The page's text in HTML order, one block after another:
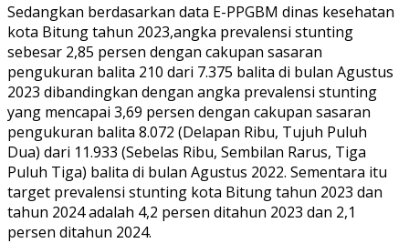
Sedangkan berdasarkan data E-PPGBM dinas kesehatan
kota Bitung tahun 2023,angka prevalensi stunting
sebesar 2,85 persen dengan cakupan sasaran
pengukuran balita 210 dari 7.375 balita di bulan Agustus
2023 dibandingkan dengan angka prevalensi stunting
yang mencapai 3,69 persen dengan cakupan sasaran
pengukuran balita 8.072 (Delapan Ribu, Tujuh Puluh
Dua) dari 11.933 (Sebelas Ribu, Sembilan Rarus, Tiga
Puluh Tiga) balita di bulan Agustus 2022. Sementara itu
target prevalensi stunting kota Bitung tahun 2023 dan
tahun 2024 adalah 4,2 persen ditahun 2023 dan 2,1
persen ditahun 2024.